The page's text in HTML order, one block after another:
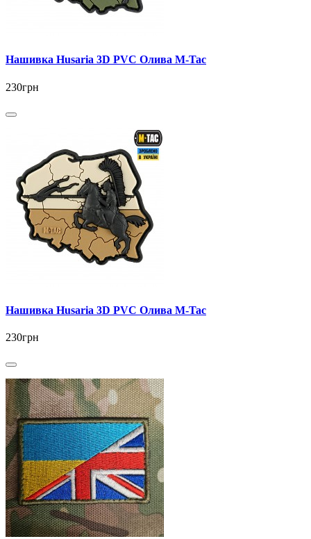
Нашивка Husaria 3D PVC Олива M-Tac
230грн
Нашивка Husaria 3D PVC Олива M-Tac
230грн